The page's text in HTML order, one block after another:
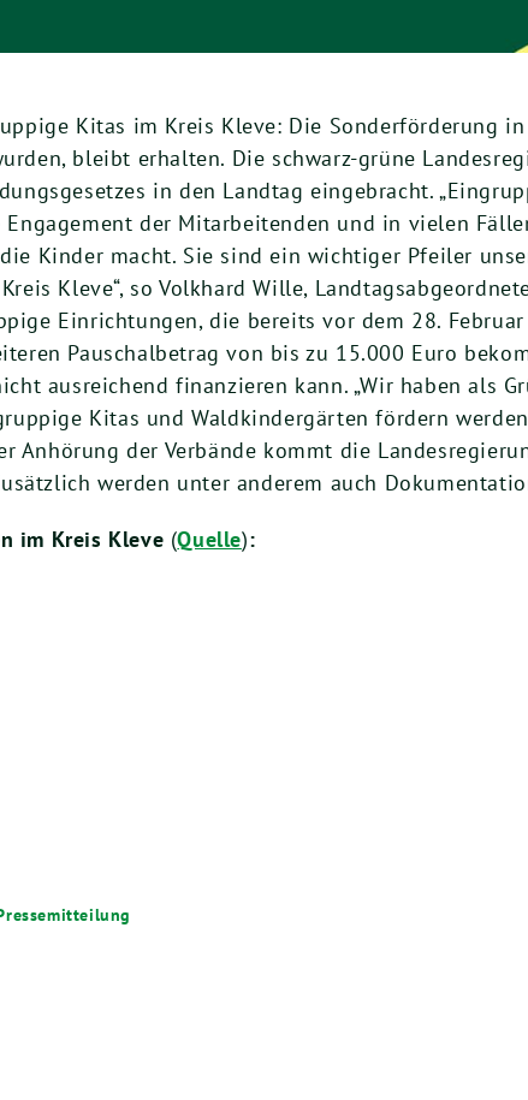
Kitas im Kreis Kleve: Die Sonderförderung
bleibt erhalten. Die schwarz-grüne
in den Landtag eingebracht.
der Mitarbeitenden und in vielen
Kinder macht. Sie sind ein wichtiger Pfeiler
Kleve“, so Volkhard Wille,
Einrichtungen, die bereits vor dem 28.
Pauschalbetrag von bis zu 15.000 Euro
ausreichend finanzieren kann. „Wir haben als
Kitas und Waldkindergärten fördern
Anhörung der Verbände kommt die
werden unter anderem auch
im Kreis Kleve (Quelle):